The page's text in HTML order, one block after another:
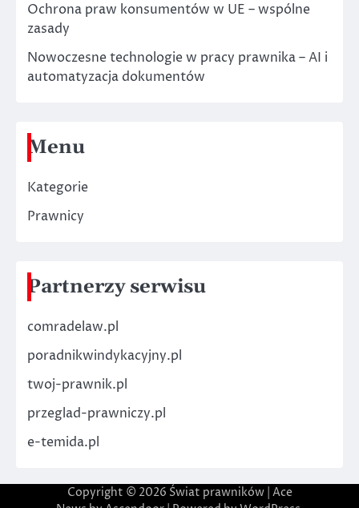
Ochrona praw konsumentów w UE – wspólne
zasady
Nowoczesne technologie w pracy prawnika – AI i
automatyzacja dokumentów
Menu
Kategorie
Prawnicy
Partnerzy serwisu
comradelaw.pl
poradnikwindykacyjny.pl
twoj-prawnik.pl
przeglad-prawniczy.pl
e-temida.pl
Copyright © 2026 Świat prawników| Ace